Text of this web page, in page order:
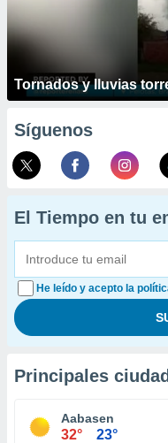
Tornados y lluvias
Síguenos
El Tiempo en tu
He leído y acepto la
Principales
Aabasen
32° 23°